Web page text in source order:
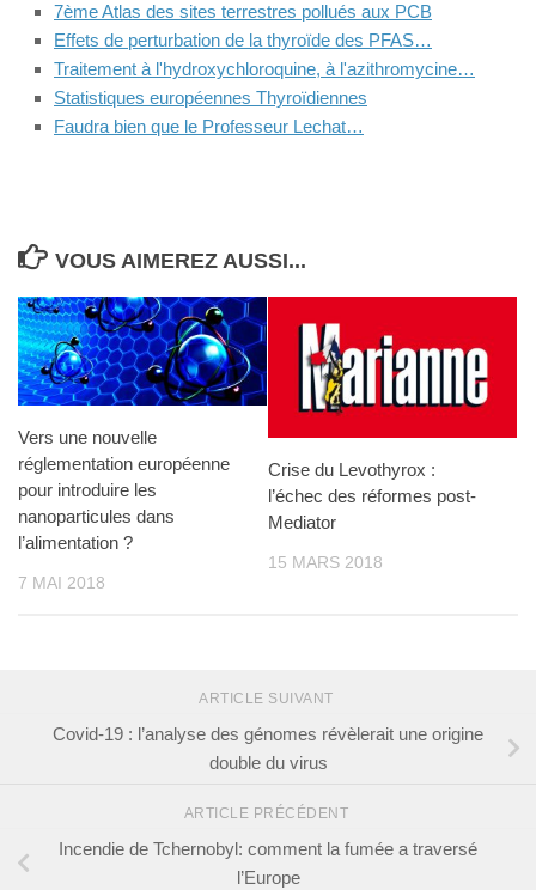
7ème Atlas des sites terrestres pollués aux PCB
Effets de perturbation de la thyroïde des PFAS…
Traitement à l'hydroxychloroquine, à l'azithromycine…
Statistiques européennes Thyroïdiennes
Faudra bien que le Professeur Lechat…
VOUS AIMEREZ AUSSI...
Vers une nouvelle
réglementation européenne
pour introduire les
nanoparticules dans
l’alimentation ?
7 MAI 2018
Crise du Levothyrox :
l’échec des réformes post-
Mediator
15 MARS 2018
ARTICLE SUIVANT
Covid-19 : l’analyse des génomes révèlerait une origine
double du virus
ARTICLE PRÉCÉDENT
Incendie de Tchernobyl: comment la fumée a traversé
l’Europe